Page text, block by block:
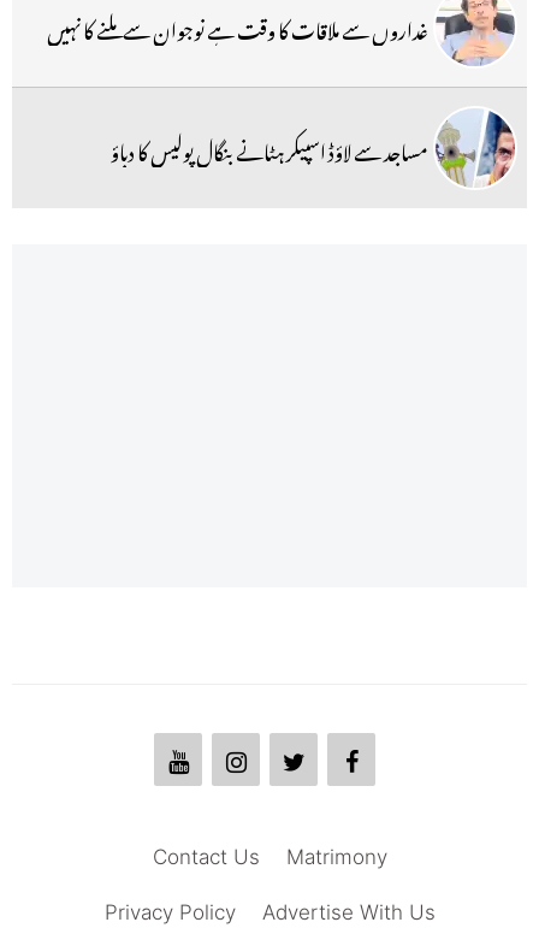
غداروں سے ملاقات کا وقت ہے نوجوان سے ملنے کا نہیں
مساجد سے لاؤڈ اسپیکر ہٹانے بنگال پولیس کا دباؤ
Matrimony
Contact Us
Advertise With Us
Privacy Policy